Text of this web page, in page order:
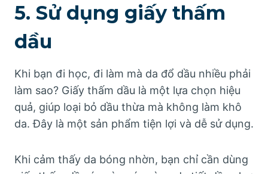
5. Sử dụng giấy thấm
dầu
Khi bạn đi học, đi làm mà da đổ dầu nhiều phải
làm sao? Giấy thấm dầu là một lựa chọn hiệu
quả, giúp loại bỏ dầu thừa mà không làm khô
da. Đây là một sản phẩm tiện lợi và dễ sử dụng.
Khi cảm thấy da bóng nhờn, bạn chỉ cần dùng